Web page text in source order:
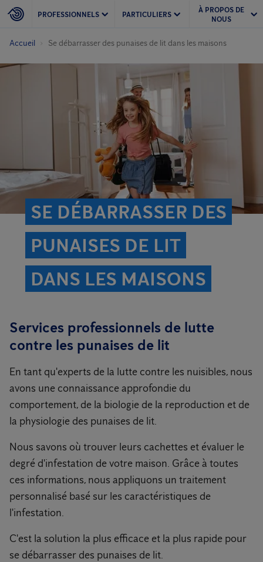
PROFESSIONNELS PARTICULIERS
À PROPOS DE
NOUS
Accueil Se débarrasser des punaises de lit dans les maisons
SE DÉBARRASSER DES
PUNAISES DE LIT
DANS LES MAISONS
Services professionnels de lutte
contre les punaises de lit
En tant qu'experts de la lutte contre les nuisibles, nous
avons une connaissance approfondie du
comportement, de la biologie de la reproduction et de
la physiologie des punaises de lit.
Nous savons où trouver leurs cachettes et évaluer le
degré d'infestation de votre maison. Grâce à toutes
ces informations, nous appliquons un traitement
personnalisé basé sur les caractéristiques de
l'infestation.
C'est la solution la plus efficace et la plus rapide pour
se débarrasser des punaises de lit.